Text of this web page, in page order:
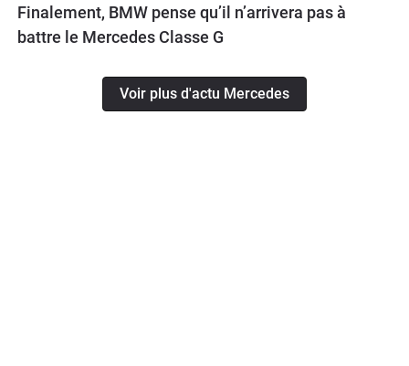
Finalement, BMW pense qu’il n’arrivera pas à
battre le Mercedes Classe G
Voir plus d'actu Mercedes